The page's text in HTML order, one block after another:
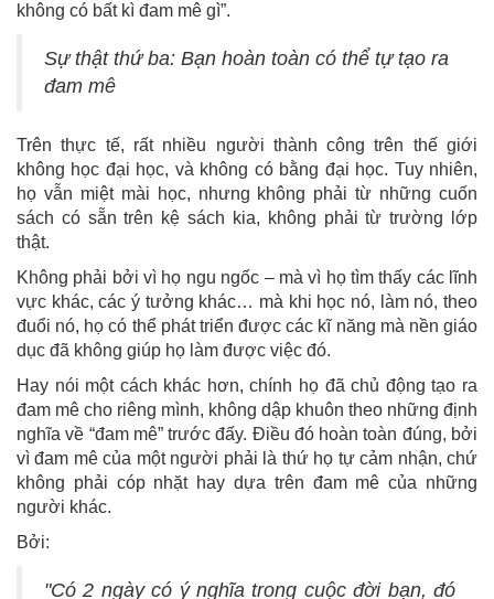
không có bất kì đam mê gì”.
Sự thật thứ ba: Bạn hoàn toàn có thể tự tạo ra
đam mê
Trên thực tế, rất nhiều người thành công trên thế giới
không học đại học, và không có bằng đại học. Tuy nhiên,
họ vẫn miệt mài học, nhưng không phải từ những cuốn
sách có sẵn trên kệ sách kia, không phải từ trường lớp
thật.
Không phải bởi vì họ ngu ngốc – mà vì họ tìm thấy các lĩnh
vực khác, các ý tưởng khác… mà khi học nó, làm nó, theo
đuổi nó, họ có thể phát triển được các kĩ năng mà nền giáo
dục đã không giúp họ làm được việc đó.
Hay nói một cách khác hơn, chính họ đã chủ động tạo ra
đam mê cho riêng mình, không dập khuôn theo những định
nghĩa về “đam mê” trước đấy. Điều đó hoàn toàn đúng, bởi
vì đam mê của một người phải là thứ họ tự cảm nhận, chứ
không phải cóp nhặt hay dựa trên đam mê của những
người khác.
Bởi:
"Có 2 ngày có ý nghĩa trong cuộc đời bạn, đó